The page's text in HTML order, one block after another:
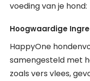
voeding van je hond:
Hoogwaardige
HappyOne
samengesteld met
zoals vers vlees,